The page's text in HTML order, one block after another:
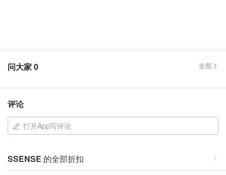
问大家0 全部
评论
打开App写评论
SSENSE 的全部折扣